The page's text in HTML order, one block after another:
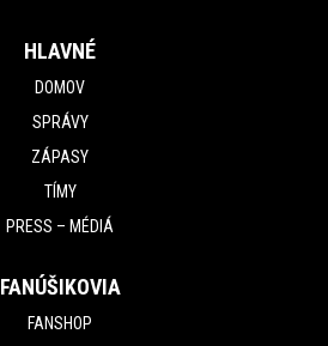
HLAVNÉ
DOMOV
SPRÁVY
ZÁPASY
TÍMY
PRESS – MÉDIÁ
FANÚŠIKOVIA
FANSHOP